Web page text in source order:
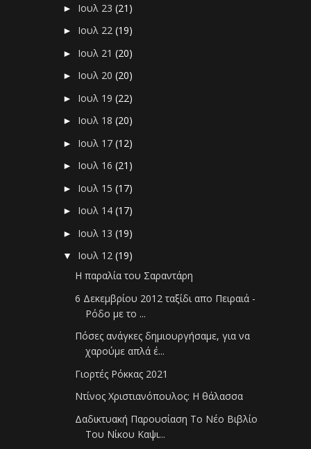
► Ιουλ 23(21)
► Ιουλ 22(19)
► Ιουλ 21(20)
► Ιουλ 20(20)
► Ιουλ 19(22)
► Ιουλ 18(20)
► Ιουλ 17(12)
► Ιουλ 16(21)
► Ιουλ 15(17)
► Ιουλ 14(17)
► Ιουλ 13(19)
▼ Ιουλ 12(19)
Η παραλία του Σαραντάρη
6 Δεκεμβρίου 2012 ταξίδι απο Πειραιά -
Ρόδο με το ...
Πόσες ανάγκες δημιουργήσαμε, για να
χαρούμε απλά έ...
Γιορτές Ρόκκας 2021
Ντίνος Χριστιανόπουλος: Η θάλασσα
Δαδικτυακή Παρουσίαση Το Νέο Βιβλίο
Του Νίκου Καψι...